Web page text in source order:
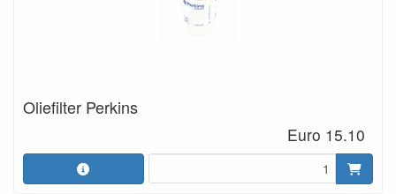
Oliefilter Perkins
Euro 15.10